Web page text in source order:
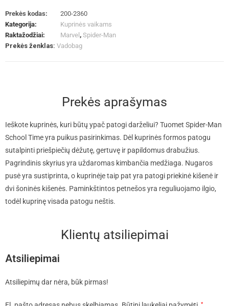
Prekės kodas:
200-2360
Kategorija:
Kuprinės vaikams
Raktažodžiai:
Marvel , Spider-Man
Prekės ženklas: Vadobag
Prekės aprašymas
Ieškote kuprinės, kuri būtų ypač patogi darželiui? Tuomet Spider-Man
School Time yra puikus pasirinkimas. Dėl kuprinės formos patogu
sutalpinti priešpiečių dėžutę, gertuvę ir papildomus drabužius.
Pagrindinis skyrius yra uždaromas kimbančia medžiaga. Nugaros
pusė yra sustiprinta, o kuprinėje taip pat yra patogi priekinė kišenė ir
dvi šoninės kišenės. Paminkštintos petnešos yra reguliuojamo ilgio,
todėl kuprinę visada patogu neštis.
Klientų atsiliepimai
Atsiliepimai
Atsiliepimų dar nėra, būk pirmas!
*